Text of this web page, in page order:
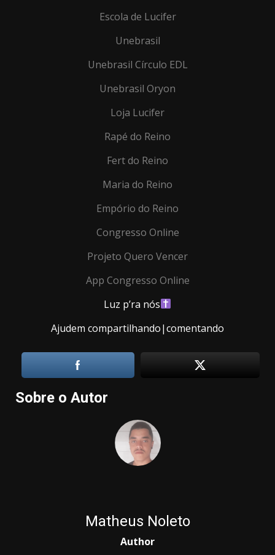
Escola de Lucifer
Unebrasil
Unebrasil Círculo EDL
Unebrasil Oryon
Loja Lucifer
Rapé do Reino
Fert do Reino
Maria do Reino
Empório do Reino
Congresso Online
Projeto Quero Vencer
App Congresso Online
Luz p’ra nós
Ajudem compartilhando|comentando
Sobre o Autor
Matheus Noleto
Author